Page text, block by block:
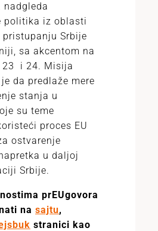
nadgleda
politika iz oblasti
pristupanju Srbije
sa akcentom na
23 i 24. Misija
da predlaže mere
stanja u
su teme
proces EU
ostvarenje
u daljoj
Srbije.
prEUgovora
na sajtu,
stranici kao